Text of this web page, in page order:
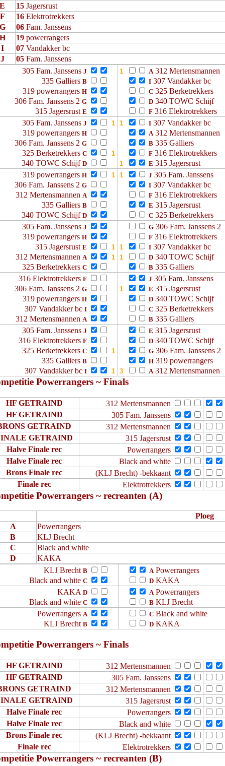
E
15 Jagersrust
F
16 Elektrotrekkers
06 Fam. Janssens
19 powerrangers
I
07 Vandakker bc
J
05 Fam. Janssens
305 Fam. Janssens J
335 Galliers B
319 powerrangers H
306 Fam. Janssens 2 G
315 Jagersrust E
A 312 Mertensmannen
I 307 Vandakker bc
C 325 Berketrekkers
D 340 TOWC Schijf
F 316 Elektrotrekkers
305 Fam. Janssens J
319 powerrangers H
306 Fam. Janssens 2 G
325 Berketrekkers C
340 TOWC Schijf D
I 307 Vandakker bc
A 312 Mertensmannen
B 335 Galliers
F 316 Elektrotrekkers
E 315 Jagersrust
319 powerrangers H
306 Fam. Janssens 2 G
312 Mertensmannen A
335 Galliers B
340 TOWC Schijf D
J 305 Fam. Janssens
I 307 Vandakker bc
F 316 Elektrotrekkers
E 315 Jagersrust
C 325 Berketrekkers
305 Fam. Janssens J
319 powerrangers H
315 Jagersrust E
312 Mertensmannen A
325 Berketrekkers C
G 306 Fam. Janssens 2
F 316 Elektrotrekkers
I 307 Vandakker bc
D 340 TOWC Schijf
B 335 Galliers
316 Elektrotrekkers F
306 Fam. Janssens 2 G
319 powerrangers H
307 Vandakker bc I
312 Mertensmannen A
J 305 Fam. Janssens
E 315 Jagersrust
D 340 TOWC Schijf
C 325 Berketrekkers
B 335 Galliers
305 Fam. Janssens J
316 Elektrotrekkers F
325 Berketrekkers C
335 Galliers B
307 Vandakker bc I
E 315 Jagersrust
D 340 TOWC Schijf
G 306 Fam. Janssens 2
H 319 powerrangers
A 312 Mertensmannen
Powerrangers ~ Finals
HF GETRAIND
312 Mertensmannen
HF GETRAIND
305 Fam. Janssens
GETRAIND
312 Mertensmannen
GETRAIND
315 Jagersrust
Halve Finale rec
Powerrangers
Halve Finale rec
Black and white
Brons Finale rec
(KLJ Brecht) -bekkaant
Finale rec
Elektrotrekkers
Powerrangers ~ recreanten (A)
Ploeg
A
Powerrangers
B
KLJ Brecht
C
Black and white
D
KAKA
KLJ Brecht B
Black and white C
A Powerrangers
D KAKA
KAKA D
Black and white C
A Powerrangers
B KLJ Brecht
Powerrangers A
KLJ Brecht B
C Black and white
D KAKA
Powerrangers ~ Finals
HF GETRAIND
312 Mertensmannen
HF GETRAIND
305 Fam. Janssens
GETRAIND
312 Mertensmannen
GETRAIND
315 Jagersrust
Halve Finale rec
Powerrangers
Halve Finale rec
Black and white
Brons Finale rec
(KLJ Brecht) -bekkaant
Finale rec
Elektrotrekkers
Powerrangers ~ recreanten (B)